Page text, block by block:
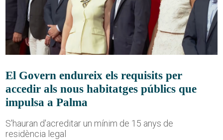
El Govern endureix els requisits per
accedir als nous habitatges públics que
impulsa a Palma
S'hauran d'acreditar un mínim de 15 anys de
residència legal